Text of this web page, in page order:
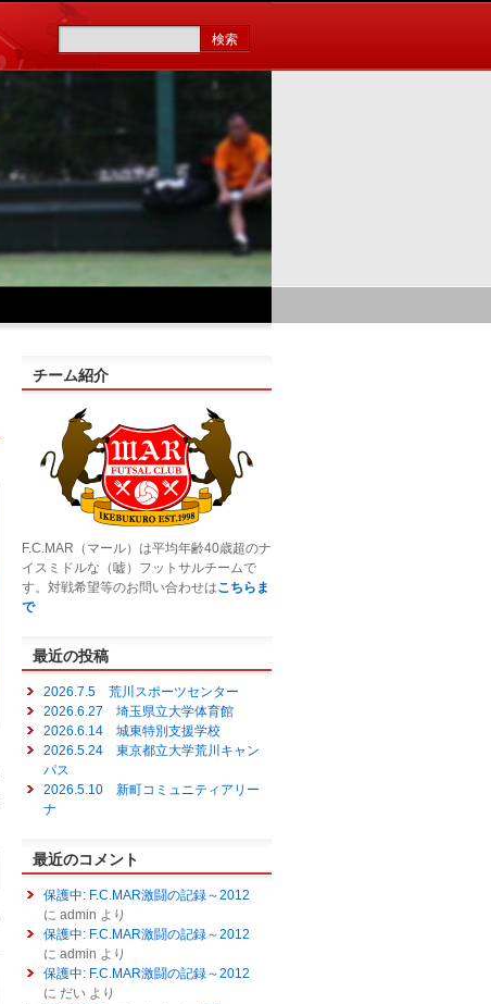
チーム紹介
F.C.MAR（マール）は平均年齢40歳超のナ
イスミドルな（嘘）フットサルチームで
す。対戦希望等のお問い合わせはこちらま
で
最近の投稿
2026.7.5 荒川スポーツセンター
2026.6.27 埼玉県立大学体育館
2026.6.14 城東特別支援学校
2026.5.24 東京都立大学荒川キャン
パス
2026.5.10 新町コミュニティアリー
ナ
最近のコメント
保護中: F.C.MAR激闘の記録～2012
に admin より
保護中: F.C.MAR激闘の記録～2012
に admin より
保護中: F.C.MAR激闘の記録～2012
に だい より